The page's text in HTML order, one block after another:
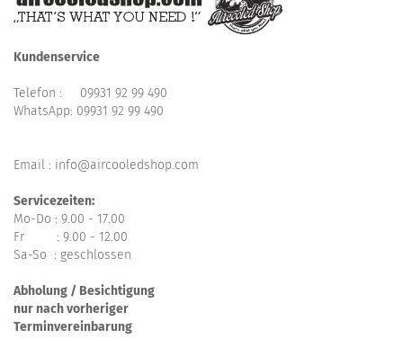
Kundenservice
Telefon : 09931 92 99 490
WhatsApp: 09931 92 99 490
Email : info@aircooledshop.com
Servicezeiten:
Mo-Do : 9.00 - 17.00
Fr : 9.00 - 12.00
Sa-So : geschlossen
Abholung / Besichtigung
nur nach vorheriger
Terminvereinbarung